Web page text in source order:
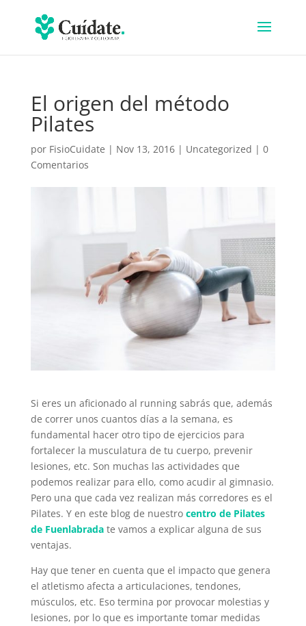
El origen del método
Pilates
por FisioCuidate | Nov 13, 2016| Uncategorized | 0
Comentarios
Si eres un aficionado al running sabrás que, además
de correr unos cuantos días a la semana, es
fundamental hacer otro tipo de ejercicios para
fortalecer la musculatura de tu cuerpo, prevenir
lesiones, etc. Son muchas las actividades que
podemos realizar para ello, como acudir al gimnasio.
Pero una que cada vez realizan más corredores es el
Pilates. Y en este blog de nuestro centro de Pilates
de Fuenlabradate vamos a explicar alguna de sus
ventajas.
Hay que tener en cuenta que el impacto que genera
el atletismo afecta a articulaciones, tendones,
músculos, etc. Eso termina por provocar molestias y
lesiones, por lo que es importante tomar medidas